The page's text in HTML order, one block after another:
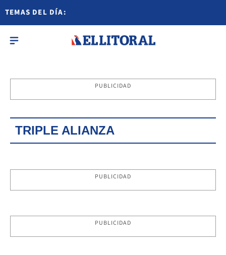
TEMAS DEL DÍA:
PUBLICIDAD
TRIPLE ALIANZA
PUBLICIDAD
PUBLICIDAD